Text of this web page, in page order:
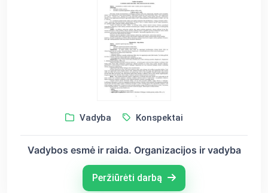
Vadyba Konspektai
Vadybos esmė ir raida. Organizacijos ir vadyba
Peržiūrėti darbą